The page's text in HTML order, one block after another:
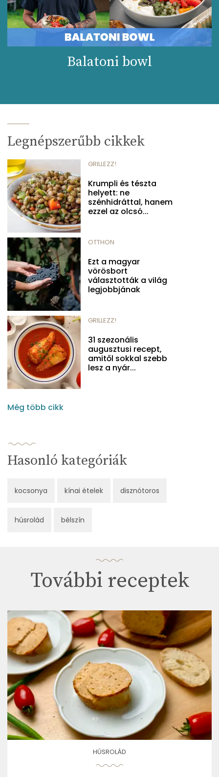
Balatoni bowl
Legnépszerűbb cikkek
GRILLEZZ!
Krumpli és tészta
helyett: ne
szénhidráttal, hanem
ezzel az olcsó...
OTTHON
Ezt a magyar
vörösbort
választották a világ
legjobbjának
GRILLEZZ!
31 szezonális
augusztusi recept,
amitől sokkal szebb
lesz a nyár...
Még több cikk
Hasonló kategóriák
kocsonya kínai ételek disznótoros
húsrolád bélszín
További receptek
HÚSROLÁD